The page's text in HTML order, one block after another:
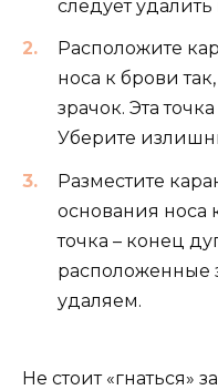
следует
Расположите
носа к брови
зрачок. Эта
Уберите
Разместите
основания носа
точка – конец
расположенные
удаляем.
Не стоит «гнаться»